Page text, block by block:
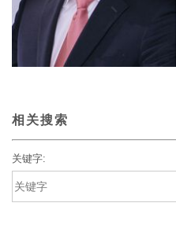
相关搜索
关键字: